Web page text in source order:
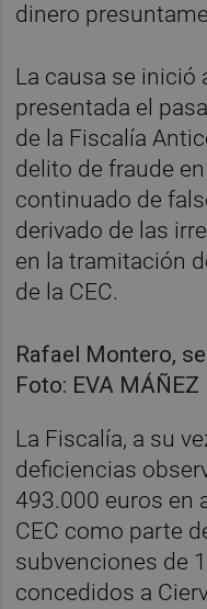
dinero
La causa se inició
presentada el
de la Fiscalía
delito de fraude
continuado de
derivado de las
en la tramitación
de la CEC.
Rafael Montero,
Foto: EVA MÁÑEZ
La Fiscalía, a su
deficiencias
493.000 euros en
CEC como parte
subvenciones de
concedidos a